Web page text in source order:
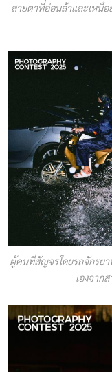
สายตาที่อ่อนล้าและเหนื่
ผู้คนที่สัญจรโดยรถจักรย
เองจาก